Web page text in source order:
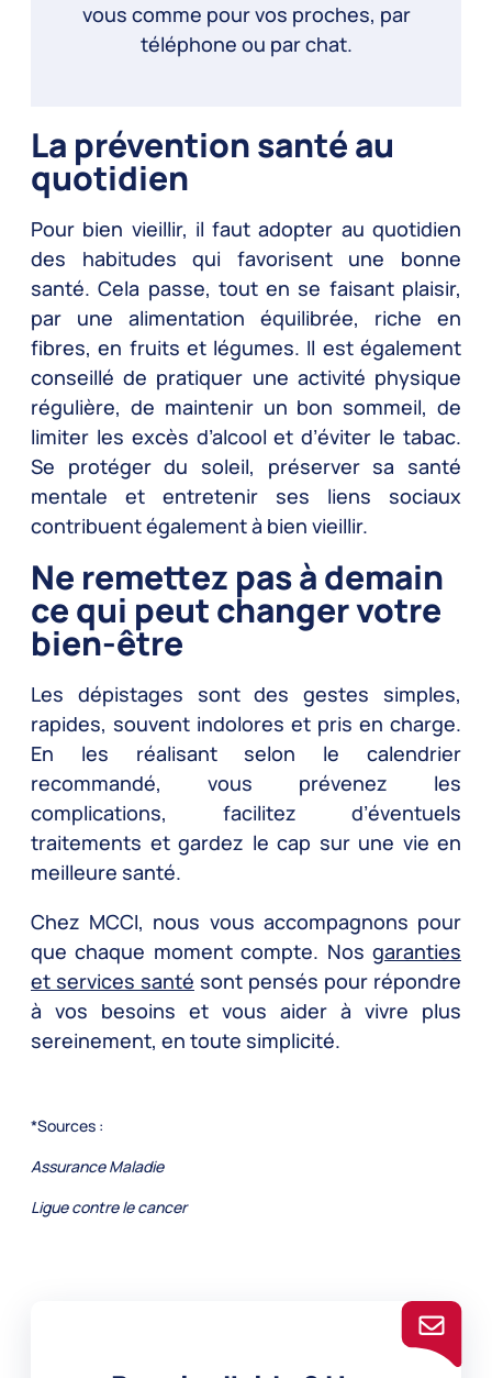
vous comme pour vos proches, par
téléphone ou par chat.
La prévention santé au
quotidien
Pour bien vieillir, il faut adopter au quotidien
des habitudes qui favorisent une bonne
santé. Cela passe, tout en se faisant plaisir,
par une alimentation équilibrée, riche en
fibres, en fruits et légumes. Il est également
conseillé de pratiquer une activité physique
régulière, de maintenir un bon sommeil, de
limiter les excès d’alcool et d’éviter le tabac.
Se protéger du soleil, préserver sa santé
mentale et entretenir ses liens sociaux
contribuent également à bien vieillir.
Ne remettez pas à demain
ce qui peut changer votre
bien-être
Les dépistages sont des gestes simples,
rapides, souvent indolores et pris en charge.
En les réalisant selon le calendrier
recommandé, vous prévenez les
complications, facilitez d’éventuels
traitements et gardez le cap sur une vie en
meilleure santé.
Chez MCCI, nous vous accompagnons pour
que chaque moment compte. Nos garanties
et services santé sont pensés pour répondre
à vos besoins et vous aider à vivre plus
sereinement, en toute simplicité.
*Sources :
Assurance Maladie
Ligue contre le cancer